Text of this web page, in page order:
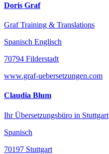
Doris Graf
Graf Training & Translations
Spanisch Englisch
70794 Filderstadt
www.graf-uebersetzungen.com
Claudia Blum
Ihr Übersetzungsbüro in Stuttgart
Spanisch
70197 Stuttgart